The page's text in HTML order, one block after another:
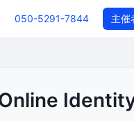
050-5291-7844 主催